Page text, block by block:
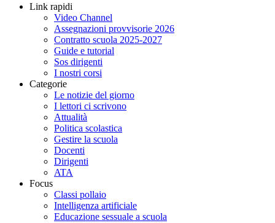
Link rapidi
Video Channel
Assegnazioni provvisorie 2026
Contratto scuola 2025-2027
Guide e tutorial
Sos dirigenti
I nostri corsi
Categorie
Le notizie del giorno
I lettori ci scrivono
Attualità
Politica scolastica
Gestire la scuola
Docenti
Dirigenti
ATA
Focus
Classi pollaio
Intelligenza artificiale
Educazione sessuale a scuola